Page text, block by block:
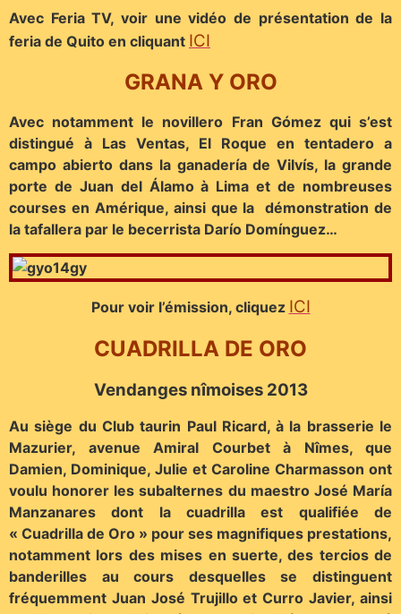
Avec Feria TV, voir une vidéo de présentation de la
feria de Quito en cliquant ICI
GRANA Y ORO
Avec notamment le novillero Fran Gómez qui s’est
distingué à Las Ventas, El Roque en tentadero a
campo abierto dans la ganadería de Vilvís, la grande
porte de Juan del Álamo à Lima et de nombreuses
courses en Amérique, ainsi que la démonstration de
la tafallera par le becerrista Darío Domínguez…
Pour voir l’émission, cliquez ICI
CUADRILLA DE ORO
Vendanges nîmoises 2013
Au siège du Club taurin Paul Ricard, à la brasserie le
Mazurier, avenue Amiral Courbet à Nîmes, que
Damien, Dominique, Julie et Caroline Charmasson ont
voulu honorer les subalternes du maestro José María
Manzanares dont la cuadrilla est qualifiée de
« Cuadrilla de Oro » pour ses magnifiques prestations,
notamment lors des mises en suerte, des tercios de
banderilles au cours desquelles se distinguent
fréquemment Juan José Trujillo et Curro Javier, ainsi